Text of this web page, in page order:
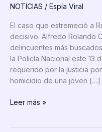
NOTICIAS / Espía Viral
El caso que estremeció a
decisivo. Alfredo Rolando
delincuentes más
la Policía Nacional este 13
requerido por la justicia
homicidio de una joven […]
Alias
Leer más »